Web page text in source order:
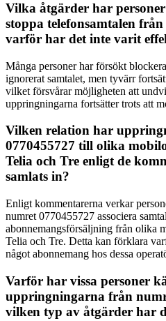
Vilka åtgärder har
stoppa telefonsamtalen
varför har det inte varit
Många personer har försökt
ignorerat samtalet, men tyvärr
vilket försvårar möjligheten att
uppringningarna fortsätter trots att
Vilken relation har
0770455727 till olika
Telia och Tre enligt de
samlats in?
Enligt kommentarerna verkar
numret 0770455727 associera
abonnemangsförsäljning från olika
Telia och Tre. Detta kan förklara
något abonnemang hos dessa
Varför har vissa personer
uppringningarna från
vilken typ av åtgärder har